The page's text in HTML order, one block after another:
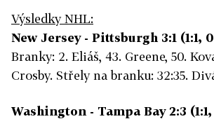
Výsledky NHL:
New Jersey - Pittsburgh 3:1 (1:1,
Branky: 2. Eliáš, 43. Greene, 50.
Crosby. Střely na branku: 32:35.
Washington - Tampa Bay 2:3